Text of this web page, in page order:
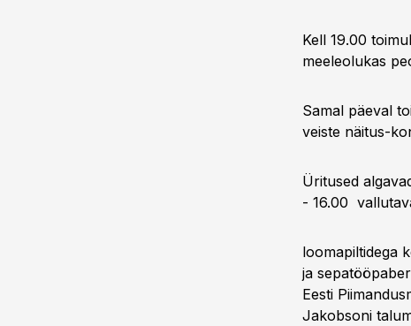
Kell 19.00
meeleolukas
Samal päeval
veiste näitus-
Üritused
- 16.00
loomapiltidega
ja
Eesti
Jakobsoni